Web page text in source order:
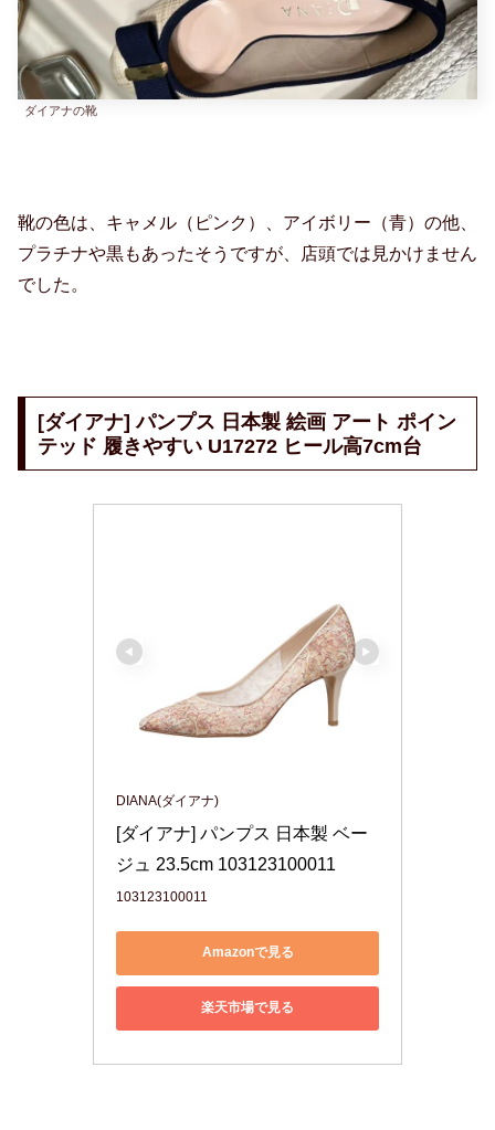
ダイアナの靴
靴の色は、キャメル（ピンク）、アイボリー（青）の他、
プラチナや黒もあったそうですが、店頭では見かけません
でした。
[ダイアナ] パンプス 日本製 絵画 アート ポイン
テッド 履きやすい U17272 ヒール高7cm台
DIANA(ダイアナ)
[ダイアナ] パンプス 日本製 ベー
ジュ 23.5cm 103123100011
103123100011
Amazonで見る
楽天市場で見る